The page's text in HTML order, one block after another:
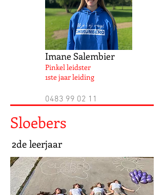
Imane Salembier
Pinkel leidster
1ste jaar leiding
0483 99 02 11
Sloebers
2de leerjaar